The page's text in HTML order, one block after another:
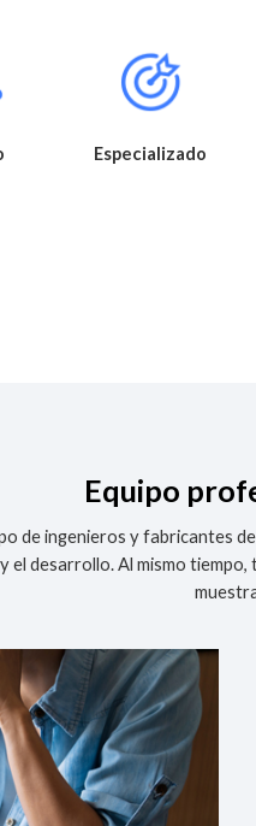
Especializado
Equipo
de ingenieros y fabricantes
el desarrollo. Al mismo